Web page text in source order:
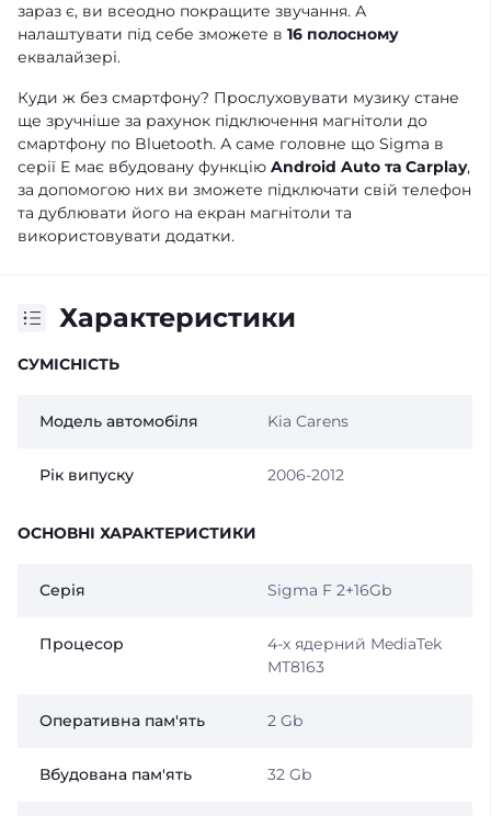
зараз є, ви всеодно покращите звучання. А
налаштувати під себе зможете в 16 полосному
еквалайзері.
Куди ж без смартфону? Прослуховувати музику стане
ще зручніше за рахунок підключення магнітоли до
смартфону по Bluetooth. А саме головне що Sigma в
серії E має вбудовану функцію Android Auto та Carplay,
за допомогою них ви зможете підключати свій телефон
та дублювати його на екран магнітоли та
використовувати додатки.
Характеристики
СУМІСНІСТЬ
Модель автомобіля Kia Carens
Рік випуску 2006-2012
ОСНОВНІ ХАРАКТЕРИСТИКИ
Серія Sigma F 2+16Gb
Процесор
4-х ядерний MediaTek
MT8163
Оперативна пам'ять 2 Gb
Вбудована пам'ять 32 Gb